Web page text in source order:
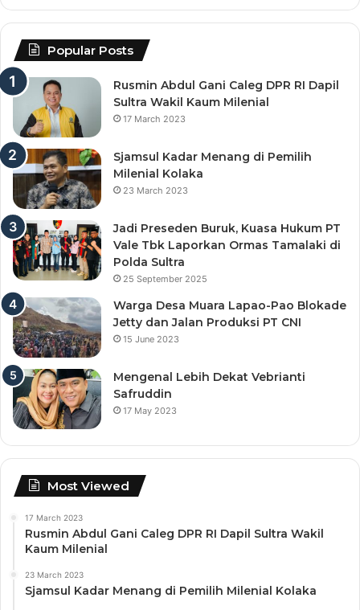
Popular Posts
Rusmin Abdul Gani Caleg DPR RI Dapil
Sultra Wakil Kaum Milenial
17 March 2023
Sjamsul Kadar Menang di Pemilih
Milenial Kolaka
23 March 2023
Jadi Preseden Buruk, Kuasa Hukum PT
Vale Tbk Laporkan Ormas Tamalaki di
Polda Sultra
25 September 2025
Warga Desa Muara Lapao-Pao Blokade
Jetty dan Jalan Produksi PT CNI
15 June 2023
Mengenal Lebih Dekat Vebrianti
Safruddin
17 May 2023
Most Viewed
17 March 2023
Rusmin Abdul Gani Caleg DPR RI Dapil Sultra Wakil
Kaum Milenial
23 March 2023
Sjamsul Kadar Menang di Pemilih Milenial Kolaka